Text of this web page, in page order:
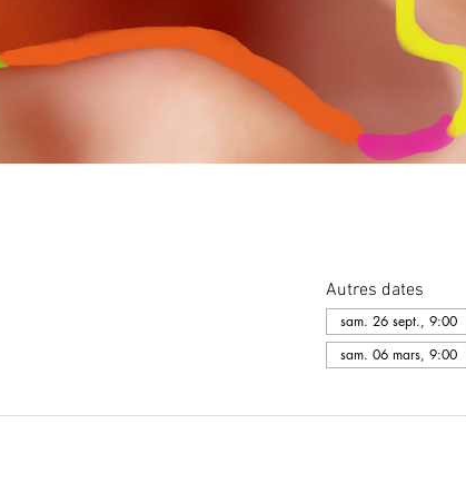
Autres dates
sam. 26 sept., 9:00
sam. 06 mars, 9:00